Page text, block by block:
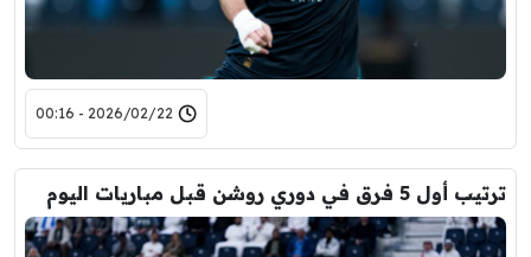
2026/02/22 - 00:16
ترتيب أول 5 فرق في دوري روشن قبل مباريات اليوم